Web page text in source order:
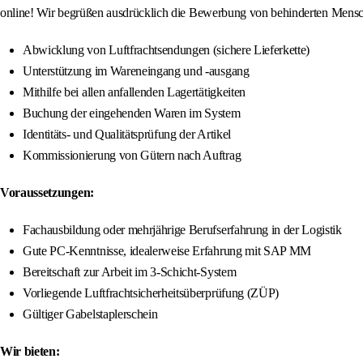
online! Wir begrüßen ausdrücklich die Bewerbung von behinderten
Abwicklung von Luftfrachtsendungen (sichere Lieferkette)
Unterstützung im Wareneingang und -ausgang
Mithilfe bei allen anfallenden Lagertätigkeiten
Buchung der eingehenden Waren im System
Identitäts- und Qualitätsprüfung der Artikel
Kommissionierung von Gütern nach Auftrag
Voraussetzungen:
Fachausbildung oder mehrjährige Berufserfahrung in der Logistik
Gute PC-Kenntnisse, idealerweise Erfahrung mit SAP MM
Bereitschaft zur Arbeit im 3-Schicht-System
Vorliegende Luftfrachtsicherheitsüberprüfung (ZÜP)
Gültiger Gabelstaplerschein
Wir bieten: